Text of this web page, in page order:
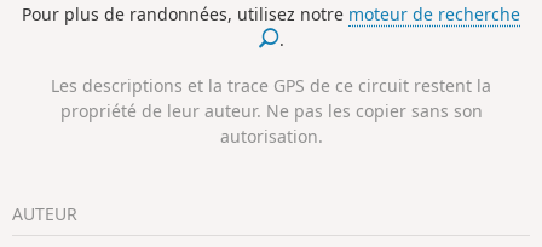
villages de Préval et d'Avezé et les vallées d'Huisne et de la
Pour plus de randonnées, utilisez notre moteur de recherche
.
Les descriptions et la trace GPS de ce circuit restent la
propriété de leur auteur. Ne pas les copier sans son
autorisation.
AUTEUR